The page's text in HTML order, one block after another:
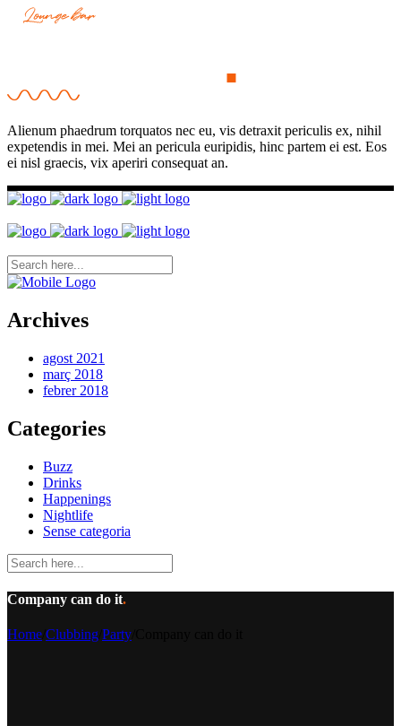
Alienum phaedrum torquatos nec eu, vis detraxit periculis ex, nihil
expetendis in mei. Mei an pericula euripidis, hinc partem ei est. Eos
ei nisl graecis, vix aperiri consequat an.
Archives
agost 2021
març 2018
febrer 2018
Categories
Buzz
Drinks
Happenings
Nightlife
Sense categoria
Company can do it.
Home Clubbing Party